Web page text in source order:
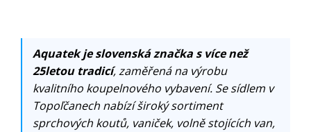
Aquatek je slovenská značka s více než
25letou tradicí, zaměřená na výrobu
kvalitního koupelnového vybavení. Se sídlem v
Topoľčanech nabízí široký sortiment
sprchových koutů, vaniček, volně stojících van,